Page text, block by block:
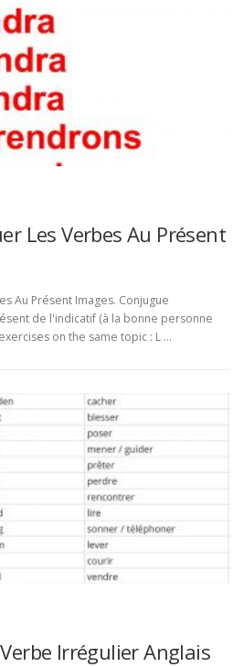
Les Verbes Au Présent
Au Présent Images. Conjugue
de l'indicatif (à la bonne personne
on the same topic : L …
Irrégulier Anglais